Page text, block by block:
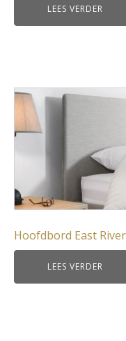
LEES VERDER
Hoofdbord East River
LEES VERDER